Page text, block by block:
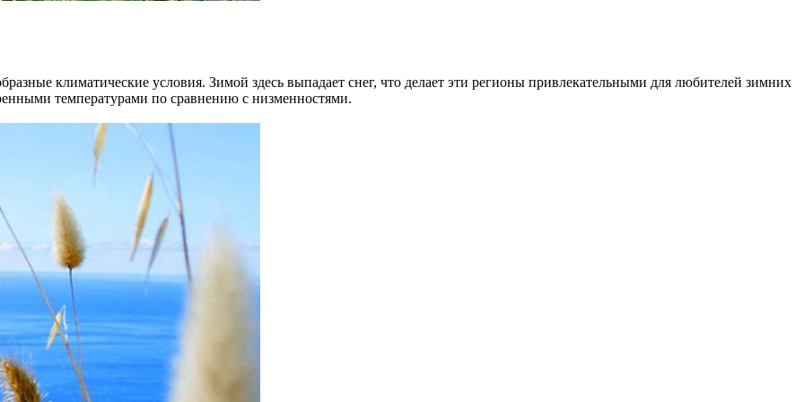
климатические условия. Зимой здесь выпадает снег, что делает эти регионы привлекательными для любителей зимних
температурами по сравнению с низменностями.